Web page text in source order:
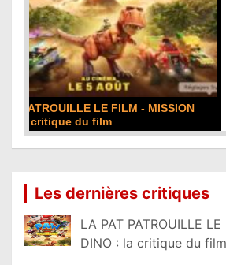
DE LA COMÉDIE-FRANÇAISE :
film
Les dernières critiques
LA PAT PATROUILLE
DINO : la critique du film